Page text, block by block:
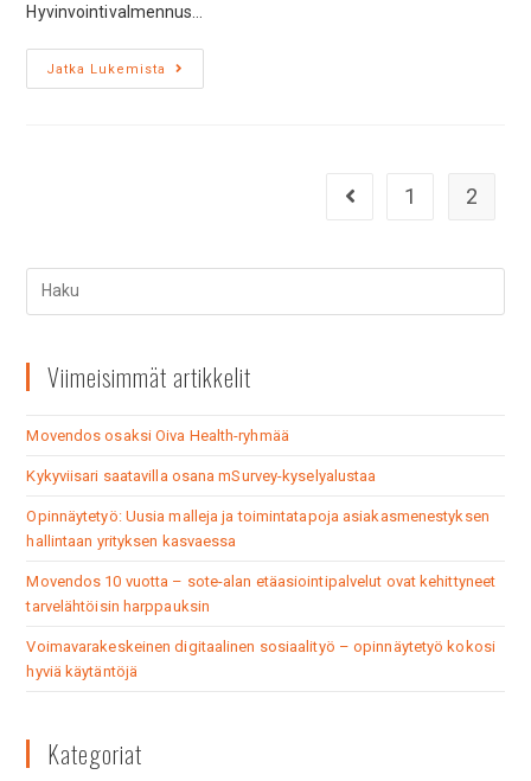
Hyvinvointivalmennus…
Jatka Lukemista
1 2
Viimeisimmät artikkelit
Movendos osaksi Oiva Health-ryhmää
Kykyviisari saatavilla osana mSurvey-kyselyalustaa
Opinnäytetyö: Uusia malleja ja toimintatapoja asiakasmenestyksen
hallintaan yrityksen kasvaessa
Movendos 10 vuotta – sote-alan etäasiointipalvelut ovat kehittyneet
tarvelähtöisin harppauksin
Voimavarakeskeinen digitaalinen sosiaalityö – opinnäytetyö kokosi
hyviä käytäntöjä
Kategoriat